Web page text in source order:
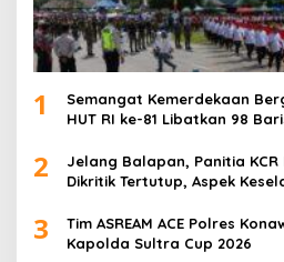
1
Semangat Kemerdekaan
HUT RI ke-81 Libatkan 98
2
Jelang Balapan, Panitia KCR
Dikritik Tertutup, Aspek
3
Tim ASREAM ACE Polres
Kapolda Sultra Cup 2026